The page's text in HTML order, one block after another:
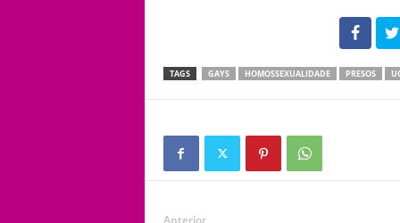
102
TAGS GAYS HOMOSSEXUALIDADE PRESOS